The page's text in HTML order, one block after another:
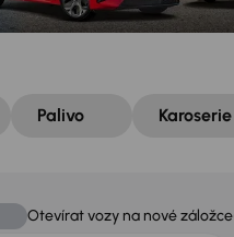
Palivo Karoserie
Otevírat vozy na nové záložce
18 500 Kč